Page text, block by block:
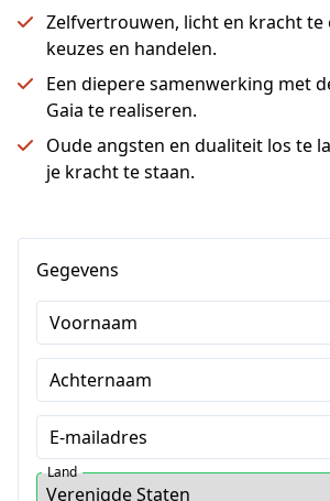
Zelfvertrouwen, licht en kracht te
keuzes en handelen.
Een diepere samenwerking met
Gaia te realiseren.
Oude angsten en dualiteit los te
je kracht te staan.
Gegevens
Voornaam
Achternaam
E-mailadres
Land